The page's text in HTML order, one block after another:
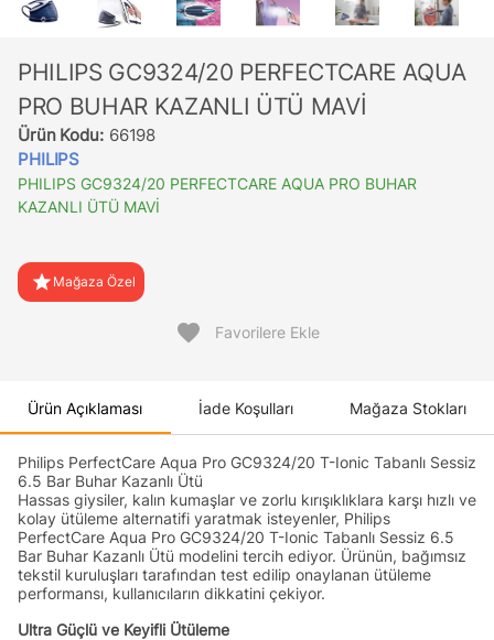
PHILIPS GC9324/20 PERFECTCARE AQUA
PRO BUHAR KAZANLI ÜTÜ MAVİ
Ürün Kodu: 66198
PHILIPS
PHILIPS GC9324/20 PERFECTCARE AQUA PRO BUHAR
KAZANLI ÜTÜ MAVİ
star Mağaza Özel
favorite Favorilere Ekle
Ürün Açıklaması İade Koşulları Mağaza Stokları
Philips PerfectCare Aqua Pro GC9324/20 T-Ionic Tabanlı Sessiz
6.5 Bar Buhar Kazanlı Ütü
Hassas giysiler, kalın kumaşlar ve zorlu kırışıklıklara karşı hızlı ve
kolay ütüleme alternatifi yaratmak isteyenler, Philips
PerfectCare Aqua Pro GC9324/20 T-Ionic Tabanlı Sessiz 6.5
Bar Buhar Kazanlı Ütü modelini tercih ediyor. Ürünün, bağımsız
tekstil kuruluşları tarafından test edilip onaylanan ütüleme
performansı, kullanıcıların dikkatini çekiyor.
Ultra Güçlü ve Keyifli Ütüleme